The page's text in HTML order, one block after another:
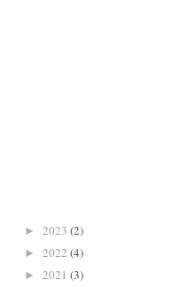
► 2023 (2)
► 2022 (4)
► 2021 (3)